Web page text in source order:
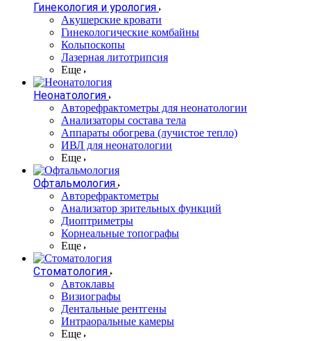
Гинекология и урология
Акушерские кровати
Гинекологические комбайны
Кольпоскопы
Лазерная литотрипсия
Еще
Неонатология
Авторефрактометры для неонатологии
Анализаторы состава тела
Аппараты обогрева (лучистое тепло)
ИВЛ для неонатологии
Еще
Офтальмология
Авторефрактометры
Анализатор зрительных функций
Диоптриметры
Корнеальные топографы
Еще
Стоматология
Автоклавы
Визиографы
Дентальные рентгены
Интраоральные камеры
Еще